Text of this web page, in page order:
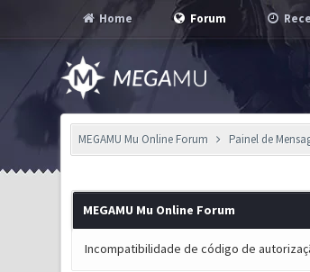
Home Forum
MEGAMU Mu Online Forum Painel de
MEGAMU Mu Online Forum
Incompatibilidade de código de